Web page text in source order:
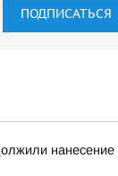
ПОДПИСАТЬСЯ